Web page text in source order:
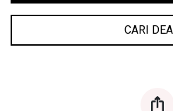
CARI